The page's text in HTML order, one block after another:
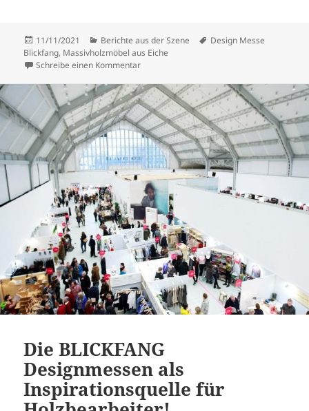
Veröffentlicht
am
11/11/2021 Kategorien
Berichte aus der Szene Schlagwörter
Design Messe
Blickfang, Massivholzmöbel aus Eiche
Schreibe einen Kommentarzu Interessante Massivholzmöbel auf der
Die BLICKFANG
Designmessen als
Inspirationsquelle für